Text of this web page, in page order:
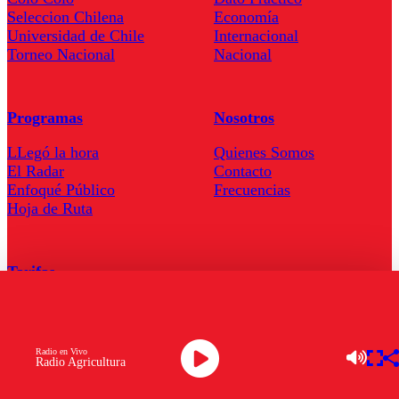
Radio Agricultura
Radio en Vivo
Seleccion Chilena
Universidad de Chile
Torneo Nacional
Economía
Internacional
Nacional
Programas
LLegó la hora
El Radar
Enfoqué Público
Hoja de Ruta
Nosotros
Quienes Somos
Contacto
Frecuencias
Tarifas